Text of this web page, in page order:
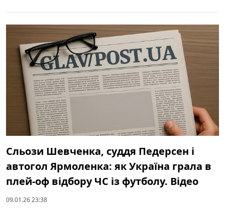
Сльози Шевченка, суддя Педерсен і
автогол Ярмоленка: як Україна грала в
плей-оф відбору ЧС із футболу. Відео
09.01.26 23:38